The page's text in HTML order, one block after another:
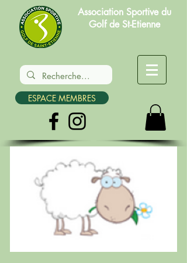
Association Sportive du
Golf de St-Etienne
ESPACE MEMBRES